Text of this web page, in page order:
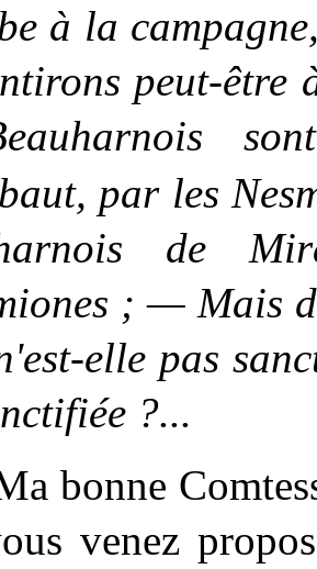
à la
peut-
par les
de
; — Mais
elle pas
?...
bonne
venez